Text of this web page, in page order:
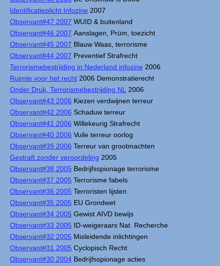
Identificatieplicht Infozine 2007
Observant#47 2007 WUID & buitenland
Observant#46 2007 Aanslagen, Prüm, toezicht
Observant#45 2007 Blauw Waas, terrorisme
Observant#44 2007 Preventief Strafrecht
Terrorismebestrijding in Nederland infozine 2006
Ruimte voor het recht 2006 Demonstratierecht
Onder Druk, Terrorismebestrijding NL
2006
Observant#43 2006 Kiezen verdwijnen terreur
Observant#42 2006 Schaduw terreur
Observant#41 2006 Willekeurig Strafrecht
Observant#40 2006 Vuile terreur oorlog
Observant#39 2006 Terreur van grootmachten
Gestraft zonder veroordeling 2005
Observant#38 2005 Bedrijfsspionage terrorisme
Observant#37 2005 Terrorisme fabels
Observant#36 2005 Terroristen lijsten
Observant#35 2005 EU Grondwet
Observant#34 2005 Gewist AIVD bewijs
Observant#33 2005 ID-weigeraars Nat. Recherche
Observant#32 2005 Misleidende inlichtingen
Observant#31 2005 Cyclopisch Recht
Observant#30 2004 Bedrijfsspionage acties